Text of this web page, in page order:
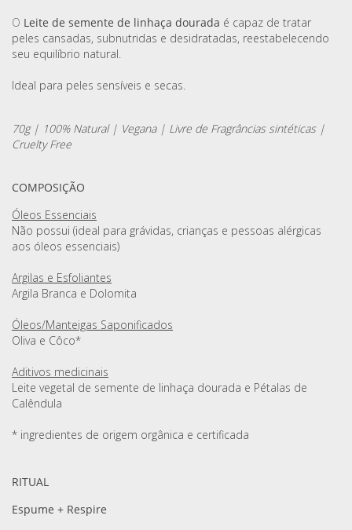
O Leite de semente de linhaça dourada é capaz de tratar
peles cansadas, subnutridas e desidratadas, reestabelecendo
seu equilíbrio natural.
Ideal para peles sensíveis e secas.
70g | 100% Natural | Vegana | Livre de Fragrâncias sintéticas |
Cruelty Free
COMPOSIÇÃO
Óleos Essenciais
Não possui (ideal para grávidas, crianças e pessoas alérgicas
aos óleos essenciais)
Argilas e Esfoliantes
Argila Branca e Dolomita
Óleos/Manteigas Saponificados
Oliva e Côco*
Aditivos medicinais
Leite vegetal de semente de linhaça dourada e Pétalas de
Calêndula
* ingredientes de origem orgânica e certificada
RITUAL
Espume + Respire